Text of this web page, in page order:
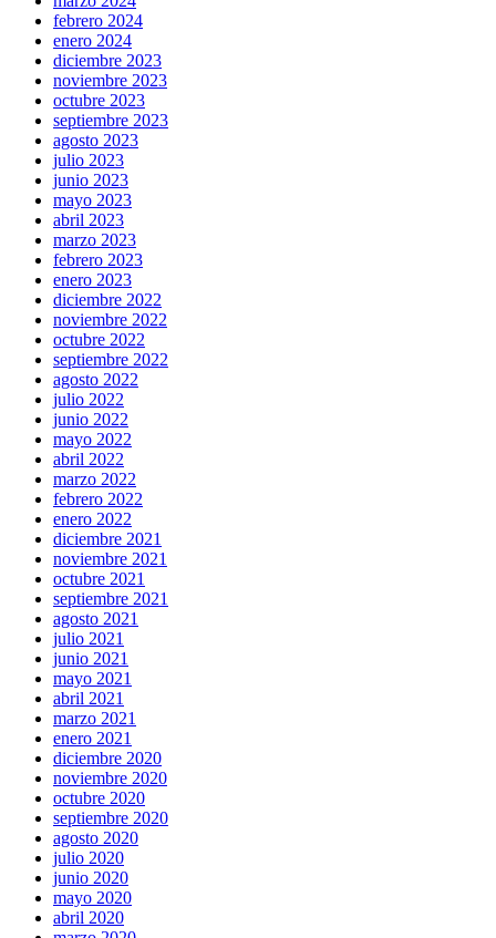
febrero 2024
enero 2024
diciembre 2023
noviembre 2023
octubre 2023
septiembre 2023
agosto 2023
julio 2023
junio 2023
mayo 2023
abril 2023
marzo 2023
febrero 2023
enero 2023
diciembre 2022
noviembre 2022
octubre 2022
septiembre 2022
agosto 2022
julio 2022
junio 2022
mayo 2022
abril 2022
marzo 2022
febrero 2022
enero 2022
diciembre 2021
noviembre 2021
octubre 2021
septiembre 2021
agosto 2021
julio 2021
junio 2021
mayo 2021
abril 2021
marzo 2021
enero 2021
diciembre 2020
noviembre 2020
octubre 2020
septiembre 2020
agosto 2020
julio 2020
junio 2020
mayo 2020
abril 2020